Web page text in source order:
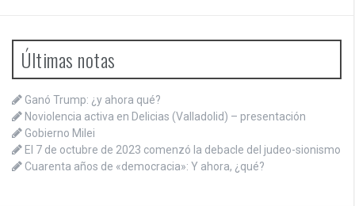
Últimas notas
Ganó Trump: ¿y ahora qué?
Noviolencia activa en Delicias (Valladolid) – presentación
Gobierno Milei
El 7 de octubre de 2023 comenzó la debacle del judeo-sionismo
Cuarenta años de «democracia»: Y ahora, ¿qué?